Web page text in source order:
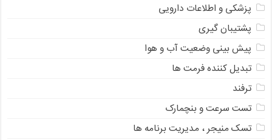
پزشکی و اطلاعات دارویی
پشتیبان گیری
پیش بینی وضعیت آب و هوا
تبدیل کننده فرمت ها
ترفند
تست سرعت و بنچمارک
تسک منیجر ، مدیریت برنامه ها